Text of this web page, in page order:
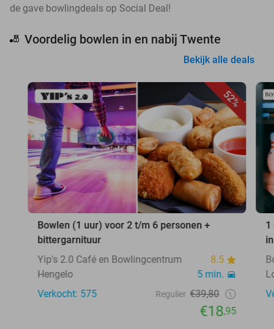
de gave bowlingdeals op Social Deal!
🎳 Voordelig bowlen in en nabij Twente
Bekijk alle deals
52%
Bowlen (1 uur) voor 2 t/m 6 personen +
bittergarnituur
Yip's 2.0 Café en Bowlingcentrum
8.5
Hengelo
5 min.
Verkocht: 575
Regulier €39,80
€18,95
1